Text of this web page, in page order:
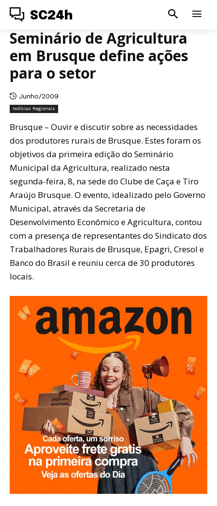
SC24h
Seminário de Agricultura
em Brusque define ações
para o setor
Junho/2009
Notícias Regionais
Brusque – Ouvir e discutir sobre as necessidades
dos produtores rurais de Brusque. Estes foram os
objetivos da primeira edição do Seminário
Municipal da Agricultura, realizado nesta
segunda-feira, 8, na sede do Clube de Caça e Tiro
Araújo Brusque. O evento, idealizado pelo Governo
Municipal, através da Secretaria de
Desenvolvimento Econômico e Agricultura, contou
com a presença de representantes do Sindicato dos
Trabalhadores Rurais de Brusque, Epagri, Cresol e
Banco do Brasil e reuniu cerca de 30 produtores
locais.